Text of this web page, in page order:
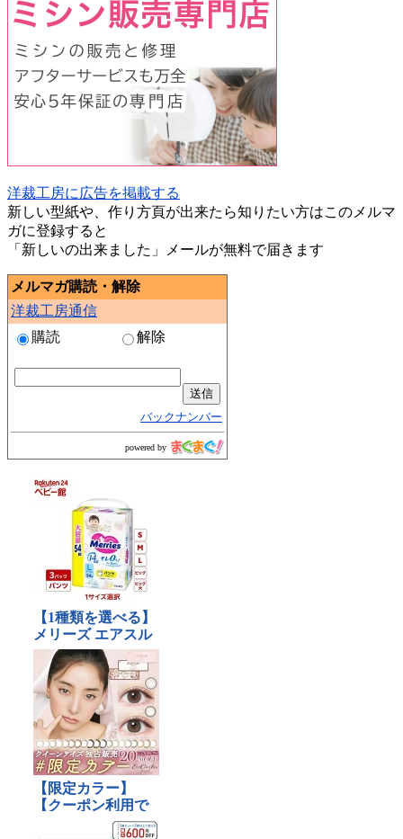
洋裁工房に広告を掲載する
新しい型紙や、作り方頁が出来たら知りたい方はこのメルマ
ガに登録すると
「新しいの出来ました」メールが無料で届きます
メルマガ購読・解除
洋裁工房通信
購読
解除
バックナンバー
powered by